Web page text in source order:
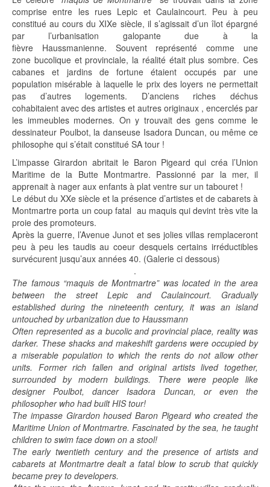
comprise entre les rues Lepic et Caulaincourt. Peu à peu
constitué au cours du XIXe siècle, il s’agissait d’un îlot épargné
par l’urbanisation galopante due à la
fièvre Haussmanienne. Souvent représenté comme une
zone bucolique et provinciale, la réalité était plus sombre. Ces
cabanes et jardins de fortune étaient occupés par une
population misérable à laquelle le prix des loyers ne permettait
pas d’autres logements. D’anciens riches déchus
cohabitaient avec des artistes et autres originaux , encerclés par
les immeubles modernes. On y trouvait des gens comme le
dessinateur Poulbot, la danseuse Isadora Duncan, ou même ce
philosophe qui s’était constitué SA tour !
L’impasse Girardon abritait le Baron Pigeard qui créa l’Union
Maritime de la Butte Montmartre. Passionné par la mer, il
apprenait à nager aux enfants à plat ventre sur un tabouret !
Le début du XXe siècle et la présence d’artistes et de cabarets à
Montmartre porta un coup fatal au maquis qui devint très vite la
proie des promoteurs.
Après la guerre, l’Avenue Junot et ses jolies villas remplaceront
peu à peu les taudis au coeur desquels certains irréductibles
survécurent jusqu’aux années 40. (Galerie ci dessous)
.
The famous “maquis de Montmartre” was located in the area
between the street Lepic and Caulaincourt. Gradually
established during the nineteenth century, it was an island
untouched by urbanization due to Haussmann
Often represented as a bucolic and provincial place, reality was
darker. These shacks and makeshift gardens were occupied by
a miserable population to which the rents do not allow other
units. Former rich fallen and original artists lived together,
surrounded by modern buildings. There were people like
designer Poulbot, dancer Isadora Duncan, or even the
philosopher who had built HIS tour!
The impasse Girardon housed Baron Pigeard who created the
Maritime Union of Montmartre. Fascinated by the sea, he taught
children to swim face down on a stool!
The early twentieth century and the presence of artists and
cabarets at Montmartre dealt a fatal blow to scrub that quickly
became prey to developers.